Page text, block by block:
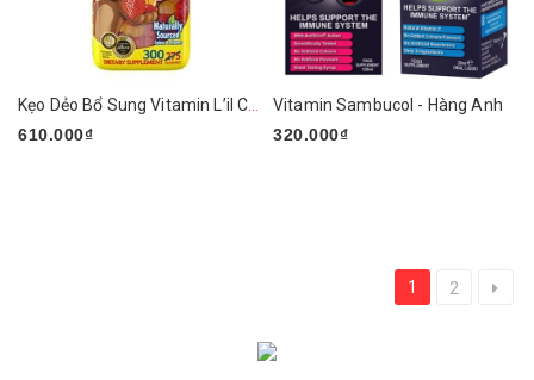
610.000₫
Vitamin Sambucol - Hàng Anh
320.000₫
1 2